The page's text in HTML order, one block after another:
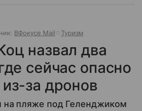
ВФокусе Mail Туризм
назвал два
сейчас опасно
за дронов
на пляже под Геленджиком